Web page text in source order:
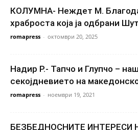
КОЛУМНА- Неждет М.
храброста која ја одбрани
romapress - октомври 20, 2025
Надир Р.- Тапчо и Глупчо –
секојдневието на
romapress - ноември 19, 2021
БЕЗБЕДНОСНИТЕ ИНТЕРЕСИ